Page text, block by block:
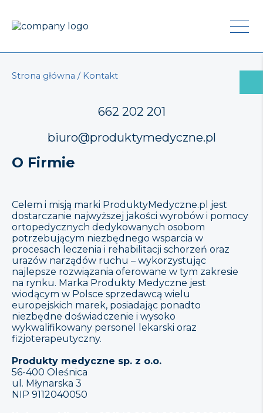
Strona główna / Kontakt
662 202 201
biuro@produktymedyczne.pl
O Firmie
Celem i misją marki ProduktyMedyczne.pl jest
dostarczanie najwyższej jakości wyrobów i pomocy
ortopedycznych dedykowanych osobom
potrzebującym niezbędnego wsparcia w
procesach leczenia i rehabilitacji schorzeń oraz
urazów narządów ruchu – wykorzystując
najlepsze rozwiązania oferowane w tym zakresie
na rynku. Marka Produkty Medyczne jest
wiodącym w Polsce sprzedawcą wielu
europejskich marek, posiadając ponadto
niezbędne doświadczenie i wysoko
wykwalifikowany personel lekarski oraz
fizjoterapeutyczny.
Produkty medyczne sp. z o.o.
56-400 Oleśnica
ul. Młynarska 3
NIP 9112040050